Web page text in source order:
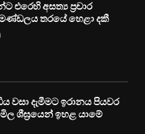
එරෙහි අසත්‍ය ප්‍රචාර
තරයේ හෙළා දකී
වසා දැමීමට ඉරානය පියවර
ශීඝ්‍රයෙන් ඉහළ යාමේ